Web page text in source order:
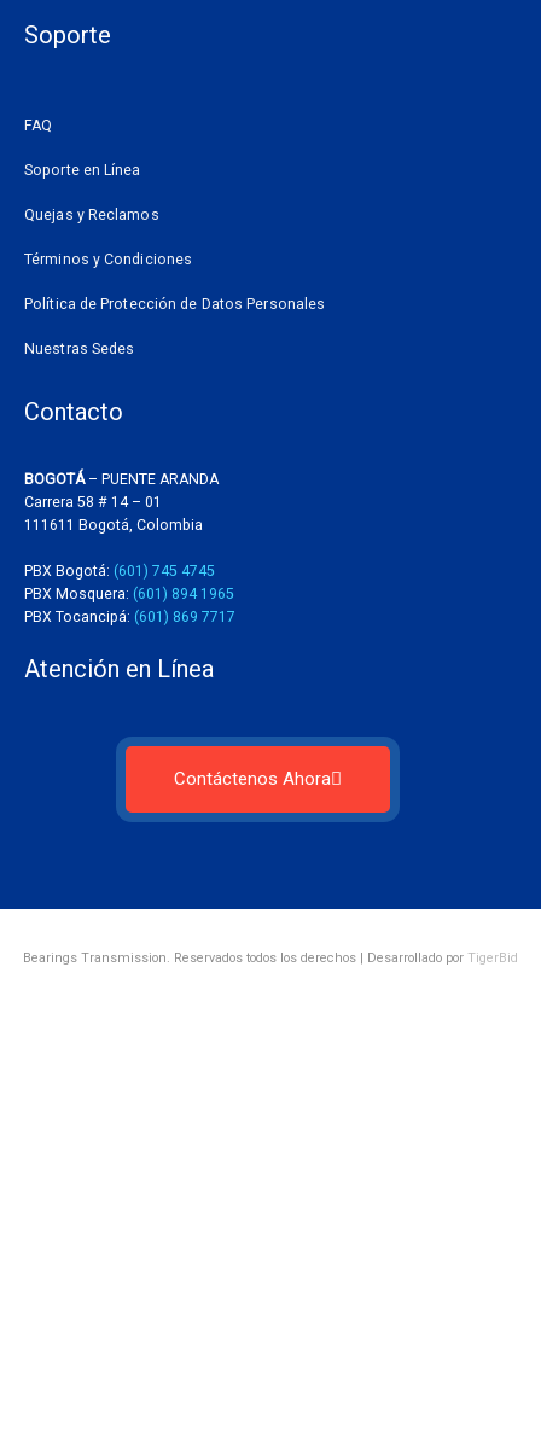
Soporte
FAQ
Soporte en Línea
Quejas y Reclamos
Términos y Condiciones
Política de Protección de Datos Personales
Nuestras Sedes
Contacto
BOGOTÁ– PUENTE ARANDA
Carrera 58 # 14 – 01
111611 Bogotá, Colombia
PBX Bogotá: (601) 745 4745
PBX Mosquera: (601) 894 1965
PBX Tocancipá: (601) 869 7717
Atención en Línea
Contáctenos Ahora
Bearings Transmission. Reservados todos los derechos | Desarrollado por TigerBid